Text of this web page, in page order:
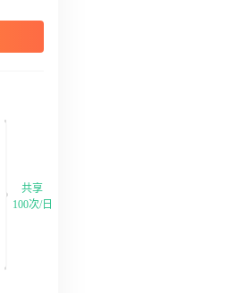
共享
100次/日